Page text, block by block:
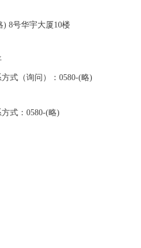
8号华宇大厦10楼
式（询问）：0580-(略)
式：0580-(略)